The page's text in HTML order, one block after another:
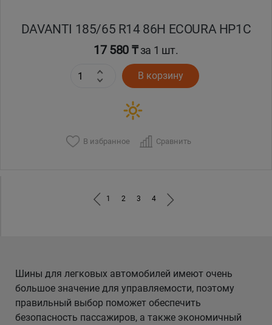
DAVANTI 185/65 R14 86H ECOURA HP1C
17 580 ₸за 1 шт.
В корзину
В избранное Сравнить
1 2 3 4
Шины для легковых автомобилей имеют очень
большое значение для управляемости, поэтому
правильный выбор поможет обеспечить
безопасность пассажиров, а также экономичный